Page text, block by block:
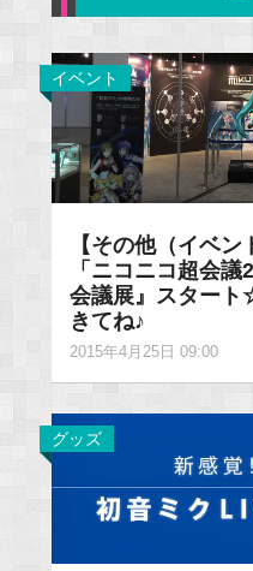
イベント
【その他（イベ
「ニコニコ超会
会議展』スター
きてね♪
2015年4月25日 09:00
グッズ